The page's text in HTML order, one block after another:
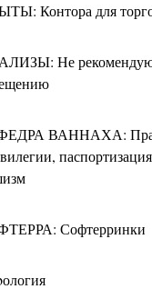
Контора для
Не
ВАННАХА:
Софтерринки